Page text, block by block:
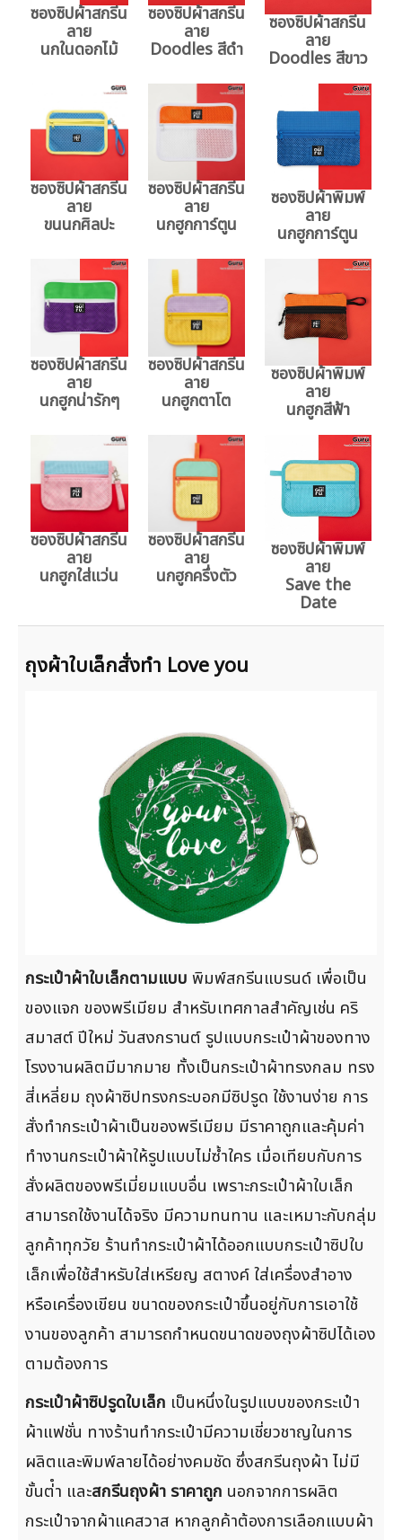
ซองซิปผ้าสกรีน
ลาย
นกในดอกไม้
ซองซิปผ้าสกรีน
ลาย
Doodles สีดำ
ซองซิปผ้าสกรีน
ลาย
Doodles สีขาว
ซองซิปผ้าสกรีน
ลาย
ขนนกศิลปะ
ซองซิปผ้าสกรีน
ลาย
นกฮูกการ์ตูน
ซองซิปผ้าพิมพ์
ลาย
นกฮูกการ์ตูน
ซองซิปผ้าสกรีน
ลาย
นกฮูกน่ารักๆ
ซองซิปผ้าสกรีน
ลาย
นกฮูกตาโต
ซองซิปผ้าพิมพ์
ลาย
นกฮูกสีฟ้า
ซองซิปผ้าสกรีน
ลาย
นกฮูกใส่แว่น
ซองซิปผ้าสกรีน
ลาย
นกฮูกครึ่งตัว
ซองซิปผ้าพิมพ์
ลาย
Save the
Date
ถุงผ้าใบเล็กสั่งทำ Love you
กระเป๋าผ้าใบเล็กตามแบบ พิมพ์สกรีนแบรนด์ เพื่อเป็น
ของแจก ของพรีเมียม สำหรับเทศกาลสำคัญเช่น คริ
สมาสต์ ปีใหม่ วันสงกรานต์ รูปแบบกระเป๋าผ้าของทาง
โรงงานผลิตมีมากมาย ทั้งเป็นกระเป๋าผ้าทรงกลม ทรง
สี่เหลี่ยม ถุงผ้าซิปทรงกระบอกมีซิปรูด ใช้งานง่าย การ
สั่งทำกระเป๋าผ้าเป็นของพรีเมียม มีราคาถูกและคุ้มค่า
ทำงานกระเป๋าผ้าให้รูปแบบไม่ซ้ำใคร เมื่อเทียบกับการ
สั่งผลิตของพรีเมี่ยมแบบอื่น เพราะกระเป๋าผ้าใบเล็ก
สามารถใช้งานได้จริง มีความทนทาน และเหมาะกับกลุ่ม
ลูกค้าทุกวัย ร้านทำกระเป๋าผ้าได้ออกแบบกระเป๋าซิปใบ
เล็กเพื่อใช้สำหรับใส่เหรียญ สตางค์ ใส่เครื่องสำอาง
หรือเครื่องเขียน ขนาดของกระเป๋าขึ้นอยู่กับการเอาใช้
งานของลูกค้า สามารถกำหนดขนาดของถุงผ้าซิปได้เอง
ตามต้องการ
กระเป๋าผ้าซิปรูดใบเล็ก เป็นหนึ่งในรูปแบบของกระเป๋า
ผ้าแฟชั่น ทางร้านทำกระเป๋ามีความเชี่ยวชาญในการ
ผลิตและพิมพ์ลายได้อย่างคมชัด ซึ่งสกรีนถุงผ้า ไม่มี
ขั้นต่ํา และสกรีนถุงผ้า ราคาถูก นอกจากการผลิต
กระเป๋าจากผ้าแคสวาส หากลูกค้าต้องการเลือกแบบผ้า